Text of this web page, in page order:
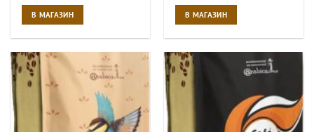
В МАГАЗИН В МАГАЗИН